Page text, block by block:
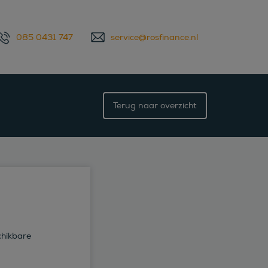
085 0431 747 service@rosfinance.nl
Terug naar overzicht